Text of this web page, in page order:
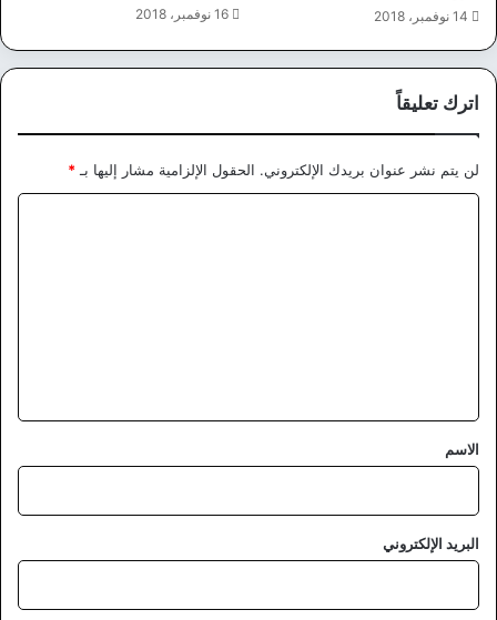
14 نوفمبر، 2018 16 نوفمبر، 2018
اترك تعليقاً
لن يتم نشر عنوان بريدك الإلكتروني. الحقول الإلزامية مشار إليها بـ *
*
الاسم
البريد الإلكتروني